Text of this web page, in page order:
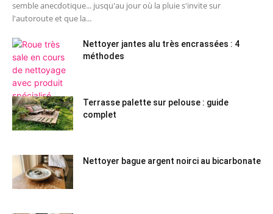
semble anecdotique... jusqu'au jour où la pluie s'invite sur
l'autoroute et que la...
Nettoyer jantes alu très encrassées : 4
méthodes
Terrasse palette sur pelouse : guide
complet
Nettoyer bague argent noirci au bicarbonate